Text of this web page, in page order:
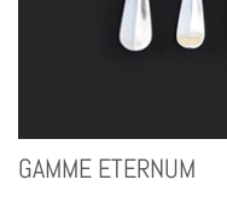
GAMME ETERNUM